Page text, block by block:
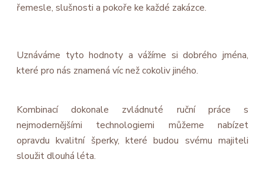
řemesle, slušnosti a pokoře ke každé zakázce.
Uznáváme tyto hodnoty a vážíme si dobrého jména,
které pro nás znamená víc než cokoliv jiného.
Kombinací dokonale zvládnuté ruční práce s
nejmodernějšími technologiemi můžeme nabízet
opravdu kvalitní šperky, které budou svému majiteli
sloužit dlouhá léta.